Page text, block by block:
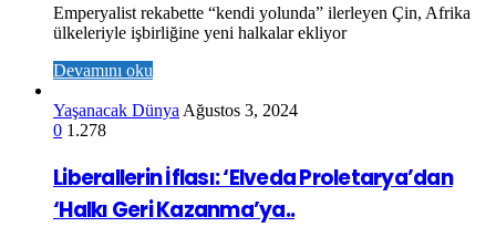
Emperyalist rekabette “kendi yolunda” ilerleyen Çin, Afrika
ülkeleriyle işbirliğine yeni halkalar ekliyor
Devamını oku
Yaşanacak DünyaAğustos 3, 2024
0 1.278
Liberallerin İflası: ‘Elveda Proletarya’dan
‘Halkı Geri Kazanma’ya..